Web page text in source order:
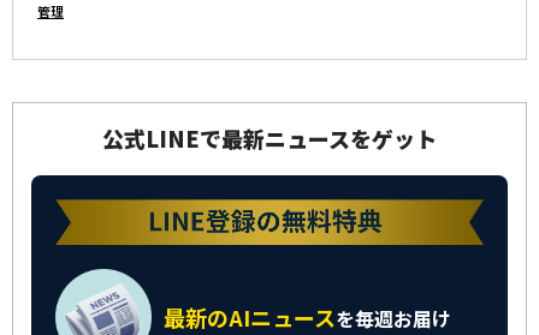
管理
公式LINEで最新ニュースをゲット
最新のAIニュースを毎週お届け